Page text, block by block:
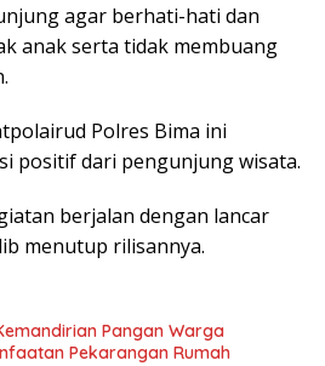
agar berhati-hati dan
anak serta tidak membuang
Polres Bima ini
positif dari pengunjung wisata.
berjalan dengan lancar
menutup rilisannya.
Pangan Warga
Pekarangan Rumah